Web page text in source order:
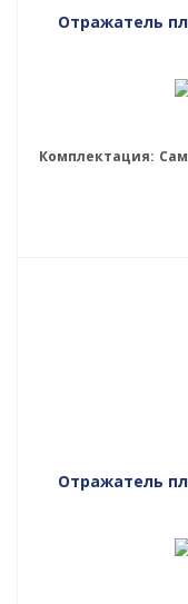
Отражатель
Комплектация:
Отражатель